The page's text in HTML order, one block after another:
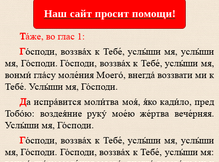
Наш сайт просит помощи!
Та́же, во глас 1:
Го́споди, воззва́х к Тебе́, услы́ши мя, услы́ши
мя, Го́споди. Го́споди, воззва́х к Тебе́, услы́ши мя,
вонми́ гла́су моле́ния Моего́, внегда́ воззвати ми к
Тебе́. Услы́ши мя, Го́споди.
Да испра́вится моли́тва моя́, я́ко кади́ло, пред
Тобо́ю: воздея́ние руку́ мое́ю же́ртва вече́рняя.
Услы́ши мя, Го́споди.
Го́споди, воззва́х к Тебе́, услы́ши мя, услы́ши
мя, Го́споди. Го́споди, воззва́х к Тебе́, услы́ши мя: